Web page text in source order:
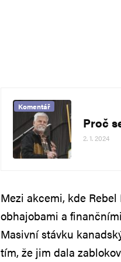
Komentář
Proč
2. 1. 2024
Mezi akcemi, kde
obhajobami a
Masivní stávku
tím, že jim dala